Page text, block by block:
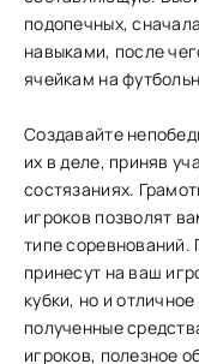
подопечных,
навыками, после
ячейкам на
Создавайте
их в деле, приняв
состязаниях.
игроков позволят
типе
принесут на ваш
кубки, но и
полученные
игроков, полезное